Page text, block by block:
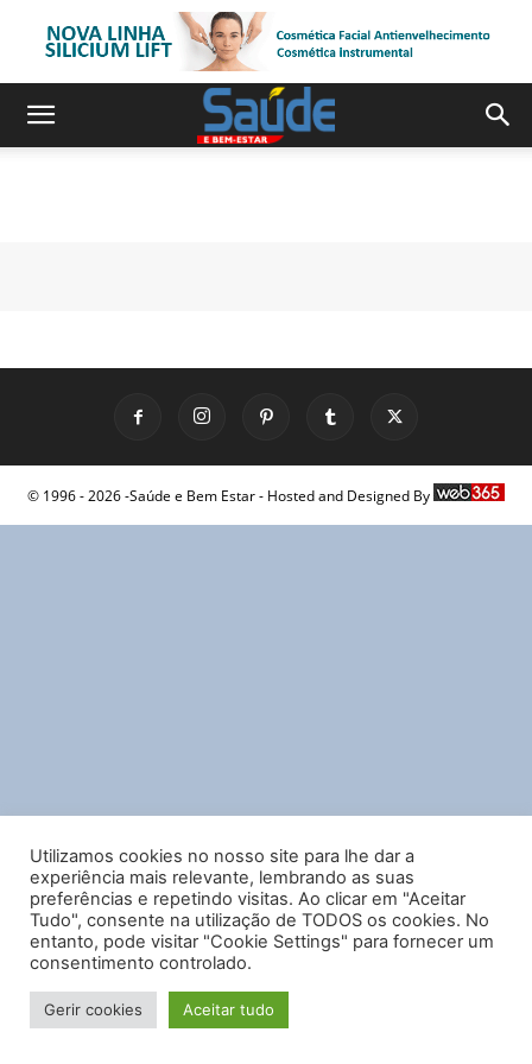
© 1996 - 2026 -Saúde e Bem Estar - Hosted and Designed By
Utilizamos cookies no nosso site para lhe dar a
experiência mais relevante, lembrando as suas
preferências e repetindo visitas. Ao clicar em "Aceitar
Tudo", consente na utilização de TODOS os cookies. No
entanto, pode visitar "Cookie Settings" para fornecer um
consentimento controlado.
Gerir cookies Aceitar tudo